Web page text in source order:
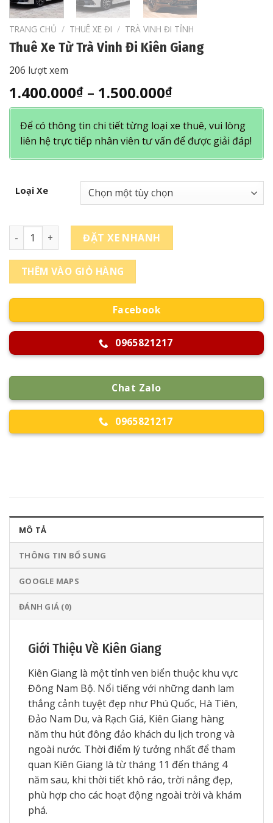
TRANG CHỦ / THUÊ XE ĐI / TRÀ VINH ĐI TỈNH
Thuê Xe Từ Trà Vinh Đi Kiên Giang
206 lượt xem
1.400.000₫ – 1.500.000₫Khoảng
giá:
từ
1.400.000₫
đến
1.500.000₫
Để có thông tin chi tiết từng loại xe thuê, vui lòng
liên hệ trực tiếp nhân viên tư vấn để được giải đáp!
Loại Xe
Thuê Xe Từ Trà Vinh Đi Kiên Giang số lượng
ĐẶT XE NHANH
THÊM VÀO GIỎ HÀNG
Facebook
0965821217
Chat Zalo
0965821217
MÔ TẢ
THÔNG TIN BỔ SUNG
GOOGLE MAPS
ĐÁNH GIÁ (0)
Giới Thiệu Về Kiên Giang
Kiên Giang là một tỉnh ven biển thuộc khu vực
Đông Nam Bộ. Nổi tiếng với những danh lam
thắng cảnh tuyệt đẹp như Phú Quốc, Hà Tiên,
Đảo Nam Du, và Rạch Giá, Kiên Giang hàng
năm thu hút đông đảo khách du lịch trong và
ngoài nước. Thời điểm lý tưởng nhất để tham
quan Kiên Giang là từ tháng 11 đến tháng 4
năm sau, khi thời tiết khô ráo, trời nắng đẹp,
phù hợp cho các hoạt động ngoài trời và khám
phá.